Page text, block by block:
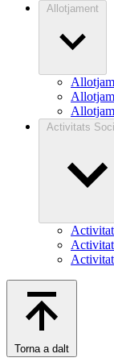
Allotjament
Activitats
Torna a dalt